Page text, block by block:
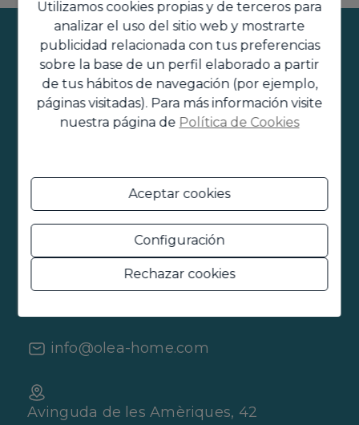
Cuéntanos tus
necesidades
Te ayudamos a encontrar tu mejor inversión
+34 965 58 40 40
info@olea-home.com
Avinguda de les Amèriques, 42
Utilizamos cookies propias y de terceros para
analizar el uso del sitio web y mostrarte
publicidad relacionada con tus preferencias
sobre la base de un perfil elaborado a partir
de tus hábitos de navegación (por ejemplo,
páginas visitadas). Para más información visite
nuestra página de Política de Cookies
Aceptar cookies
Configuración
Rechazar cookies